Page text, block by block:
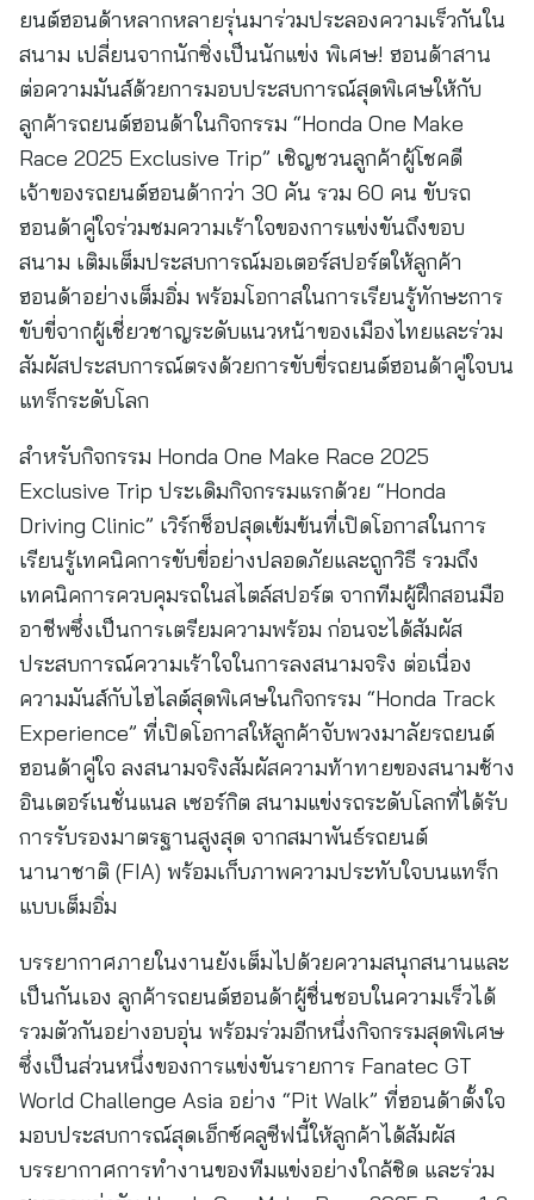
ยนต์ฮอนด้าหลากหลายรุ่นมาร่วมประลองความเร็วกันใน
สนาม เปลี่ยนจากนักซิ่งเป็นนักแข่ง พิเศษ! ฮอนด้าสาน
ต่อความมันส์ด้วยการมอบประสบการณ์สุดพิเศษให้กับ
ลูกค้ารถยนต์ฮอนด้าในกิจกรรม “Honda One Make
Race 2025 Exclusive Trip” เชิญชวนลูกค้าผู้โชคดี
เจ้าของรถยนต์ฮอนด้ากว่า 30 คัน รวม 60 คน ขับรถ
ฮอนด้าคู่ใจร่วมชมความเร้าใจของการแข่งขันถึงขอบ
สนาม เติมเต็มประสบการณ์มอเตอร์สปอร์ตให้ลูกค้า
ฮอนด้าอย่างเต็มอิ่ม พร้อมโอกาสในการเรียนรู้ทักษะการ
ขับขี่จากผู้เชี่ยวชาญระดับแนวหน้าของเมืองไทยและร่วม
สัมผัสประสบการณ์ตรงด้วยการขับขี่รถยนต์ฮอนด้าคู่ใจบน
แทร็กระดับโลก
สำหรับกิจกรรม Honda One Make Race 2025
Exclusive Trip ประเดิมกิจกรรมแรกด้วย “Honda
Driving Clinic” เวิร์กช็อปสุดเข้มข้นที่เปิดโอกาสในการ
เรียนรู้เทคนิคการขับขี่อย่างปลอดภัยและถูกวิธี รวมถึง
เทคนิคการควบคุมรถในสไตล์สปอร์ต จากทีมผู้ฝึกสอนมือ
อาชีพซึ่งเป็นการเตรียมความพร้อม ก่อนจะได้สัมผัส
ประสบการณ์ความเร้าใจในการลงสนามจริง ต่อเนื่อง
ความมันส์กับไฮไลต์สุดพิเศษในกิจกรรม “Honda Track
Experience” ที่เปิดโอกาสให้ลูกค้าจับพวงมาลัยรถยนต์
ฮอนด้าคู่ใจ ลงสนามจริงสัมผัสความท้าทายของสนามช้าง
อินเตอร์เนชั่นแนล เซอร์กิต สนามแข่งรถระดับโลกที่ได้รับ
การรับรองมาตรฐานสูงสุด จากสมาพันธ์รถยนต์
นานาชาติ (FIA) พร้อมเก็บภาพความประทับใจบนแทร็ก
แบบเต็มอิ่ม
บรรยากาศภายในงานยังเต็มไปด้วยความสนุกสนานและ
เป็นกันเอง ลูกค้ารถยนต์ฮอนด้าผู้ชื่นชอบในความเร็วได้
รวมตัวกันอย่างอบอุ่น พร้อมร่วมอีกหนึ่งกิจกรรมสุดพิเศษ
ซึ่งเป็นส่วนหนึ่งของการแข่งขันรายการ Fanatec GT
World Challenge Asia อย่าง “Pit Walk” ที่ฮอนด้าตั้งใจ
มอบประสบการณ์สุดเอ็กซ์คลูซีฟนี้ให้ลูกค้าได้สัมผัส
บรรยากาศการทำงานของทีมแข่งอย่างใกล้ชิด และร่วม